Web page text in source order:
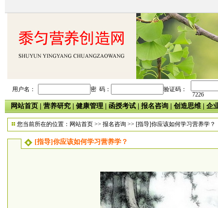
用户名： 密 码： 验证码：
7226
网站首页 营养研究 健康管理 函授考试 报名咨询 创造思维| 企
您当前所在的位置： 网站首页 >> 报名咨询 >> [指导]你应该如何学习营养学？
[指导]你应该如何学习营养学？